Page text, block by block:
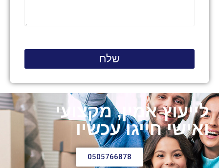
שלח
לייעוץ אמין, מקצועי
ואישי חייגו עכשיו
0505766878